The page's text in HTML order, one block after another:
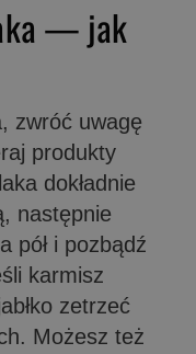
— jak
zwróć uwagę
produkty
dokładnie
następnie
pół i pozbądź
karmisz
zetrzeć
Możesz też